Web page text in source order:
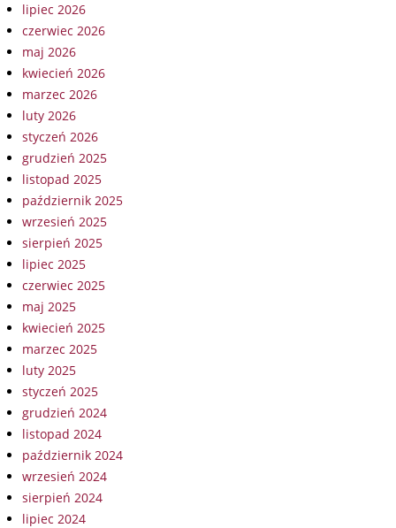
lipiec 2026
czerwiec 2026
maj 2026
kwiecień 2026
marzec 2026
luty 2026
styczeń 2026
grudzień 2025
listopad 2025
październik 2025
wrzesień 2025
sierpień 2025
lipiec 2025
czerwiec 2025
maj 2025
kwiecień 2025
marzec 2025
luty 2025
styczeń 2025
grudzień 2024
listopad 2024
październik 2024
wrzesień 2024
sierpień 2024
lipiec 2024